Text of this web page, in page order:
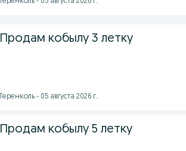
Продам кобылу 3 летку
Теренколь - 05 августа 2026 г.
Продам кобылу 5 летку